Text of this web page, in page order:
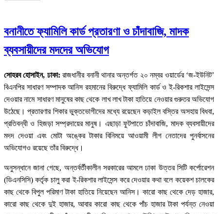
বনানীতে ফ্যামিলি কার্ড প্রতারণা ও চাঁদাবাজি, মাদক
ব্যবসায়ীদের মদদের অভিযোগ
সোহরব হোসাইন, ঢাকা: রাজধানীর বনানী থানার অন্তর্গত ২০ নম্বর ওয়ার্ডের ‘জ-ইউনিট’
বিএনপির সাধারণ সম্পাদক আনিস রহমানের বিরুদ্ধে ফ্যামিলি কার্ড ও ই-রিকশার লাইসেন্স
দেওয়ার নামে সাধারণ মানুষের কাছ থেকে লাখ লাখ টাকা হাতিয়ে নেওয়ার গুরুতর অভিযোগ
উঠেছে। প্রতারণার শিকার ভুক্তভোগীদের মধ্যে রয়েছেন কড়াইল বস্তির অসহায় বিধবা,
প্রতিবন্ধী ও হিজড়া সম্প্রদায়ের মানুষ। এছাড়া ফুটপাতে চাঁদাবাজি, মাদক ব্যবসায়ীদের
মদদ দেওয়া এবং মোটা অঙ্কের টাকার বিনিময়ে আওয়ামী লীগ নেতাদের পুনর্বাসনের
অভিযোগও রয়েছে তাঁর বিরুদ্ধে।
অনুসন্ধানে জানা গেছে, অন্তর্বর্তীকালীন সরকারের আমলে ঢাকা উত্তর সিটি কর্পোরেশন
(ডিএনসিসি) কর্তৃক চালু করা ই-রিকশার লাইসেন্স করে দেওয়ার কথা বলে কয়েকশ চালকের
কাছ থেকে বিপুল পরিমাণ টাকা হাতিয়ে নিয়েছেন আনিস। কারো কাছ থেকে দেড় হাজার,
কারো কাছ থেকে দুই হাজার, আবার কারো কাছ থেকে পাঁচ হাজার টাকা পর্যন্ত নেওয়া